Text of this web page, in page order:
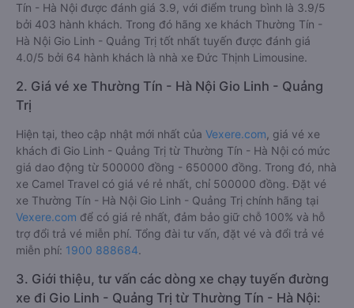
Tín - Hà Nội được đánh giá 3.9, với điểm trung bình là 3.9/5
bởi 403 hành khách. Trong đó hãng xe khách Thường Tín -
Hà Nội Gio Linh - Quảng Trị tốt nhất tuyến được đánh giá
4.0/5 bởi 64 hành khách là nhà xe Đức Thịnh Limousine.
2. Giá vé xe Thường Tín - Hà Nội Gio Linh - Quảng
Trị
Hiện tại, theo cập nhật mới nhất của Vexere.com , giá vé xe
khách đi Gio Linh - Quảng Trị từ Thường Tín - Hà Nội có mức
giá dao động từ 500000 đồng - 650000 đồng. Trong đó, nhà
xe Camel Travel có giá vé rẻ nhất, chỉ 500000 đồng. Đặt vé
xe Thường Tín - Hà Nội Gio Linh - Quảng Trị chính hãng tại
Vexere.com để có giá rẻ nhất, đảm bảo giữ chỗ 100% và hỗ
trợ đổi trả vé miễn phí. Tổng đài tư vấn, đặt vé và đổi trả vé
miễn phí: 1900 888684.
3. Giới thiệu, tư vấn các dòng xe chạy tuyến đường
xe đi Gio Linh - Quảng Trị từ Thường Tín - Hà Nội: